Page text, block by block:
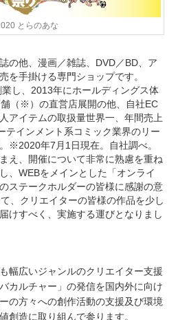
とらのあな
の他、漫画／雑誌、DVD／BD、ア
を手掛ける専門ショップです。
し、2013年にホールディングス体
（※）の直営店展開の他、自社EC
アイテムの取扱量世界一、年間売上
テインメント系コミック業界のリー
※2020年7月1日現在。自社調べ。
え、開催について非常に熟慮を重ね
、WEBをメインとした「オンライ
ステークホルダーの皆様に感謝の意
、クリエイターの皆様の作品を少し
けすべく、実施する運びとなりまし
幅広いジャンルのクリエイター支援
カルチャー」の発信を国内外に向け
の方々への創作活動の支援及び環境
創造に取り組んで参ります。